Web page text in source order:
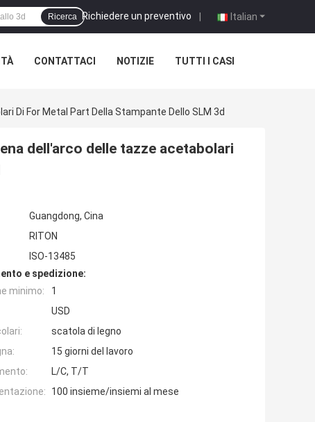
Italian
Richiedere un preventivo |
Ricerca
CONTATTACI NOTIZIE TUTTI I CASI
Di For Metal Part Della Stampante Dello SLM 3d
dell'arco delle tazze acetabolari
Guangdong, Cina
RITON
ISO-13485
e spedizione:
minimo:
1
USD
scatola di legno
15 giorni del lavoro
L/C, T/T
100 insieme/insiemi al mese